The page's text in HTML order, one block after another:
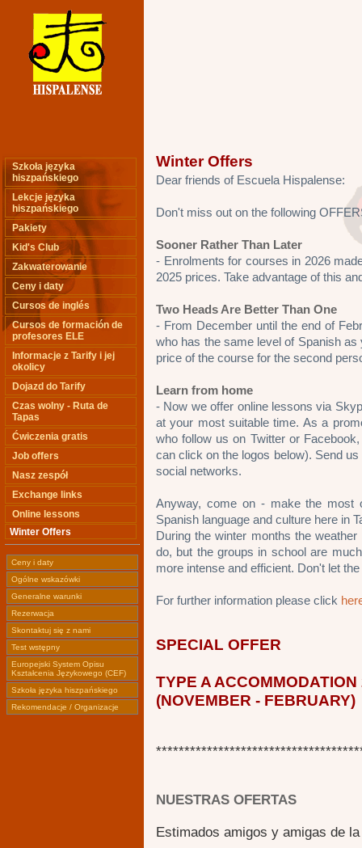
Winter Offers
Dear friends of Escuela Hispalense:
Don't miss out on the following
Sooner Rather Than Later
- Enrolments for courses in 2026
2025 prices. Take advantage of this
Two Heads Are Better Than One
- From December until the end of
who has the same level of Spanish
price of the course for the second
Learn from home
- Now we offer online lessons via
at your most suitable time. As a
who follow us on Twitter or
can click on the logos below). Send
social networks.
Anyway, come on - make the
Spanish language and culture here in
During the winter months the
do, but the groups in school are
more intense and efficient. Don't let
For further information please click
SPECIAL OFFER
TYPE A
(NOVEMBER - FEBRUARY)
NUESTRAS OFERTAS
Estimados amigos y amigas de
Szkoła języka
hiszpańskiego
Lekcje języka
hiszpańskiego
Pakiety
Kid's Club
Zakwaterowanie
Ceny i daty
Cursos de inglés
Cursos de formación de
profesores ELE
Informacje z Tarify i jej
okolicy
Dojazd do Tarify
Czas wolny - Ruta de
Tapas
Ćwiczenia gratis
Job offers
Nasz zespół
Exchange links
Online lessons
Winter Offers
Ceny i daty
Ogólne wskazówki
Generalne warunki
Rezerwacja
Skontaktuj się z nami
Test wstępny
Europejski System Opisu
Kształcenia Językowego (CEF)
Szkoła języka hiszpańskiego
Rekomendacje / Organizacje